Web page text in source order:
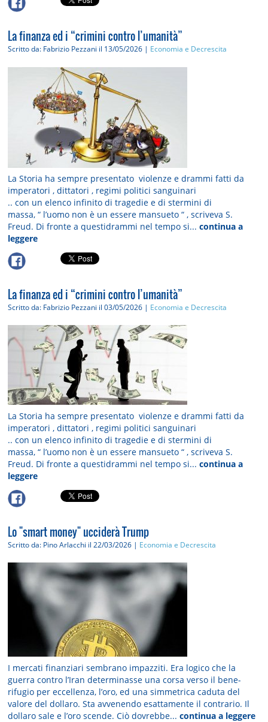
La finanza ed i “crimini contro l’umanità”
Scritto da: Fabrizio Pezzani il 13/05/2026 | Economia e Decrescita
La Storia ha sempre presentato violenze e drammi fatti da
imperatori , dittatori , regimi politici sanguinari
.. con un elenco infinito di tragedie e di stermini di
massa, “ l’uomo non è un essere mansueto “ , scriveva S.
Freud. Di fronte a questidrammi nel tempo si...continua a
leggere
La finanza ed i “crimini contro l’umanità”
Scritto da: Fabrizio Pezzani il 03/05/2026 | Economia e Decrescita
La Storia ha sempre presentato violenze e drammi fatti da
imperatori , dittatori , regimi politici sanguinari
.. con un elenco infinito di tragedie e di stermini di
massa, “ l’uomo non è un essere mansueto “ , scriveva S.
Freud. Di fronte a questidrammi nel tempo si...continua a
leggere
Lo "smart money" ucciderà Trump
Scritto da: Pino Arlacchi il 22/03/2026 | Economia e Decrescita
I mercati finanziari sembrano impazziti. Era logico che la
guerra contro l’Iran determinasse una corsa verso il bene-
rifugio per eccellenza, l’oro, ed una simmetrica caduta del
valore del dollaro. Sta avvenendo esattamente il contrario. Il
dollaro sale e l’oro scende. Ciò dovrebbe...continua a leggere